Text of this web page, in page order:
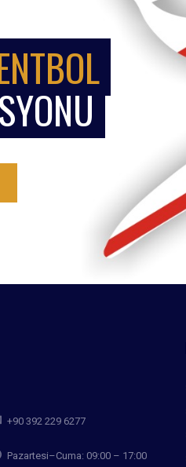
+90 392 229 6277
Pazartesi–Cuma: 09:00 – 17:00